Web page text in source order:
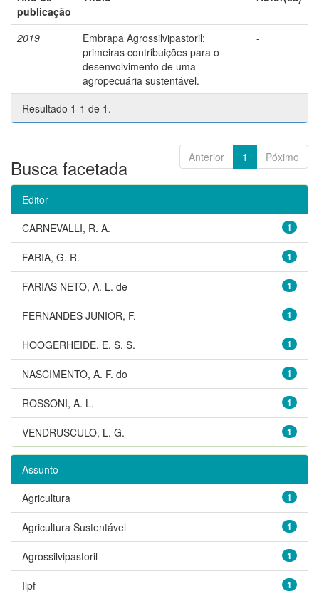
publicação
2019
Embrapa Agrossilvipastoril:
primeiras contribuições para o
desenvolvimento de uma
agropecuária sustentável.
-
Resultado 1-1 de 1.
Anterior 1 Póximo
Busca facetada
Editor
1
CARNEVALLI, R. A.
1
FARIA, G. R.
1
FARIAS NETO, A. L. de
1
FERNANDES JUNIOR, F.
1
HOOGERHEIDE, E. S. S.
1
NASCIMENTO, A. F. do
1
ROSSONI, A. L.
1
VENDRUSCULO, L. G.
Assunto
1
Agricultura
1
Agricultura Sustentável
1
Agrossilvipastoril
1
Ilpf